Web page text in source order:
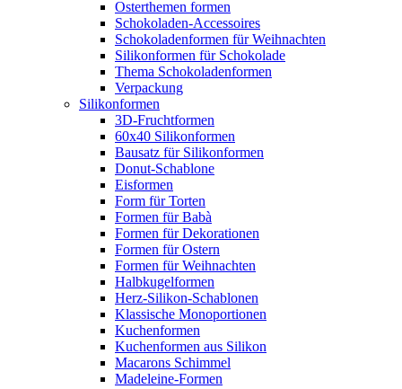
Osterthemen formen
Schokoladen-Accessoires
Schokoladenformen für Weihnachten
Silikonformen für Schokolade
Thema Schokoladenformen
Verpackung
Silikonformen
3D-Fruchtformen
60x40 Silikonformen
Bausatz für Silikonformen
Donut-Schablone
Eisformen
Form für Torten
Formen für Babà
Formen für Dekorationen
Formen für Ostern
Formen für Weihnachten
Halbkugelformen
Herz-Silikon-Schablonen
Klassische Monoportionen
Kuchenformen
Kuchenformen aus Silikon
Macarons Schimmel
Madeleine-Formen